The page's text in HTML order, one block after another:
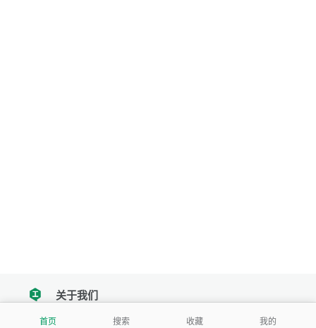
首页 搜索 收藏 我的
tencent关于我们
我们努力把每一个工具做成批量处理的产品